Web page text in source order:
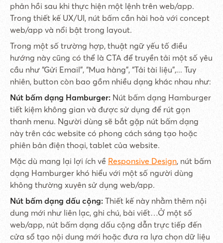
phản hồi sau khi thực hiện một lệnh trên web/app.
Trong thiết kế UX/UI, nút bấm cần hài hoà với concept
web/app và nổi bật trong layout.
Trong một số trường hợp, thuật ngữ yếu tố điều
hướng này cũng có thể là CTA để truyền tải một số yêu
cầu như “Gửi Email”, “Mua hàng”, “Tải tài liệu”,... Tuy
nhiên, button còn bao gồm nhiều dạng khác nhau như:
Nút bấm dạng Hamburger: Nút bấm dạng Hamburger
tiết kiệm không gian và được sử dụng để rút gọn
thanh menu. Người dùng sẽ bắt gặp nút bấm dạng
này trên các website có phong cách sáng tạo hoặc
phiên bản điện thoại, tablet của website.
Mặc dù mang lại lợi ích về Responsive Design, nút bấm
dạng Hamburger khó hiểu với một số người dùng
không thường xuyên sử dụng web/app.
Nút bấm dạng dấu cộng: Thiết kế này nhằm thêm nội
dung mới như liên lạc, ghi chú, bài viết…Ở một số
web/app, nút bấm dạng dấu cộng dẫn trực tiếp đến
cửa sổ tạo nội dung mới hoặc đưa ra lựa chọn dữ liệu